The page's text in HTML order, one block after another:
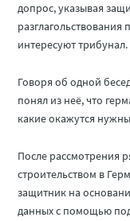
допрос, указывая
интересуют трибунал.
Говоря об одной
понял из неё, что
какие окажутся
После рассмотрения
строительством в
защитник на
данных с помощью